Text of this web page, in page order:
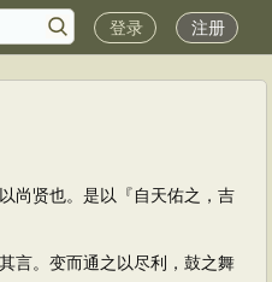
登录 注册
尚贤也。是以『自天佑之，吉
言。变而通之以尽利，鼓之舞